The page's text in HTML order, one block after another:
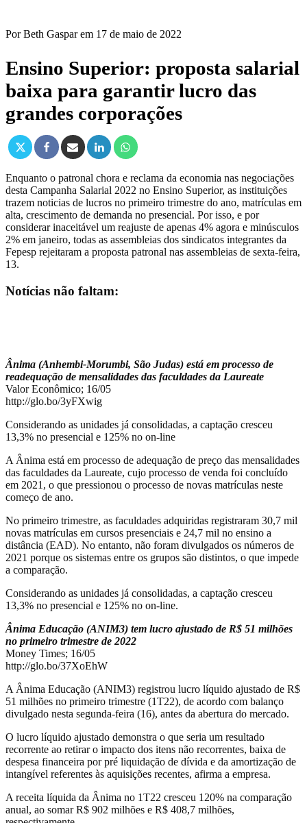
PorBeth Gasparem 17 de maio de 2022
Ensino Superior: proposta salarial
baixa para garantir lucro das
grandes corporações
Enquanto o patronal chora e reclama da economia nas negociações
desta Campanha Salarial 2022 no Ensino Superior, as instituições
trazem noticias de lucros no primeiro trimestre do ano, matrículas em
alta, crescimento de demanda no presencial. Por isso, e por
considerar inaceitável um reajuste de apenas 4% agora e minúsculos
2% em janeiro, todas as assembleias dos sindicatos integrantes da
Fepesp rejeitaram a proposta patronal nas assembleias de sexta-feira,
13.
Notícias não faltam:
Ânima (Anhembi-Morumbi, São Judas) está em processo de
readequação de mensalidades das faculdades da Laureate
Valor Econômico; 16/05
http://glo.bo/3yFXwig
Considerando as unidades já consolidadas, a captação cresceu
13,3% no presencial e 125% no on-line
A Ânima está em processo de adequação de preço das mensalidades
das faculdades da Laureate, cujo processo de venda foi concluído
em 2021, o que pressionou o processo de novas matrículas neste
começo de ano.
No primeiro trimestre, as faculdades adquiridas registraram 30,7 mil
novas matrículas em cursos presenciais e 24,7 mil no ensino a
distância (EAD). No entanto, não foram divulgados os números de
2021 porque os sistemas entre os grupos são distintos, o que impede
a comparação.
Considerando as unidades já consolidadas, a captação cresceu
13,3% no presencial e 125% no on-line.
Ânima Educação (ANIM3) tem lucro ajustado de R$ 51 milhões
no primeiro trimestre de 2022
Money Times; 16/05
http://glo.bo/37XoEhW
A Ânima Educação (ANIM3) registrou lucro líquido ajustado de R$
51 milhões no primeiro trimestre (1T22), de acordo com balanço
divulgado nesta segunda-feira (16), antes da abertura do mercado.
O lucro líquido ajustado demonstra o que seria um resultado
recorrente ao retirar o impacto dos itens não recorrentes, baixa de
despesa financeira por pré liquidação de dívida e da amortização de
intangível referentes às aquisições recentes, afirma a empresa.
A receita líquida da Ânima no 1T22 cresceu 120% na comparação
anual, ao somar R$ 902 milhões e R$ 408,7 milhões,